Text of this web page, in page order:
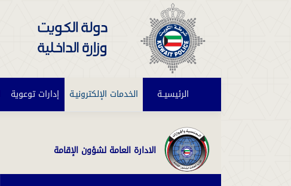
الرئيسيــة الخدمات الإلكترونيـة إدارات توعوية
الادارة العامة لشؤون الإقامة